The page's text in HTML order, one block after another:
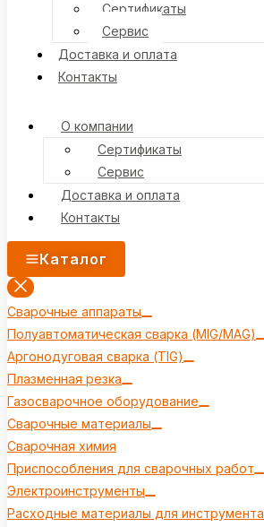
Сертификаты
Сервис
Доставка и оплата
Контакты
О компании
Сертификаты
Сервис
Доставка и оплата
Контакты
Каталог
Сварочные аппараты
Полуавтоматическая сварка (MIG/MAG)
Аргонодуговая сварка (TIG)
Плазменная резка
Газосварочное оборудование
Сварочные материалы
Сварочная химия
Приспособления для сварочных работ
Электроинструменты
Расходные материалы для инструмента